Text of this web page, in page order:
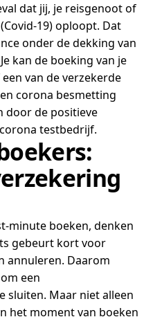
dat jij, je reisgenoot of
19) oploopt. Dat
onder de dekking van
kan de boeking van je
van de verzekerde
corona besmetting
door de positieve
testbedrijf.
minute boeken, denken
gebeurt kort voor
annuleren. Daarom
een
sluiten. Maar niet alleen
het moment van boeken